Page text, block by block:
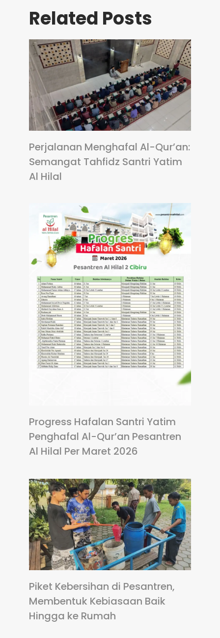
Related Posts
Perjalanan Menghafal Al-Qur’an:
Semangat Tahfidz Santri Yatim
Al Hilal
Progress Hafalan Santri Yatim
Penghafal Al-Qur’an Pesantren
Al Hilal Per Maret 2026
Piket Kebersihan di Pesantren,
Membentuk Kebiasaan Baik
Hingga ke Rumah